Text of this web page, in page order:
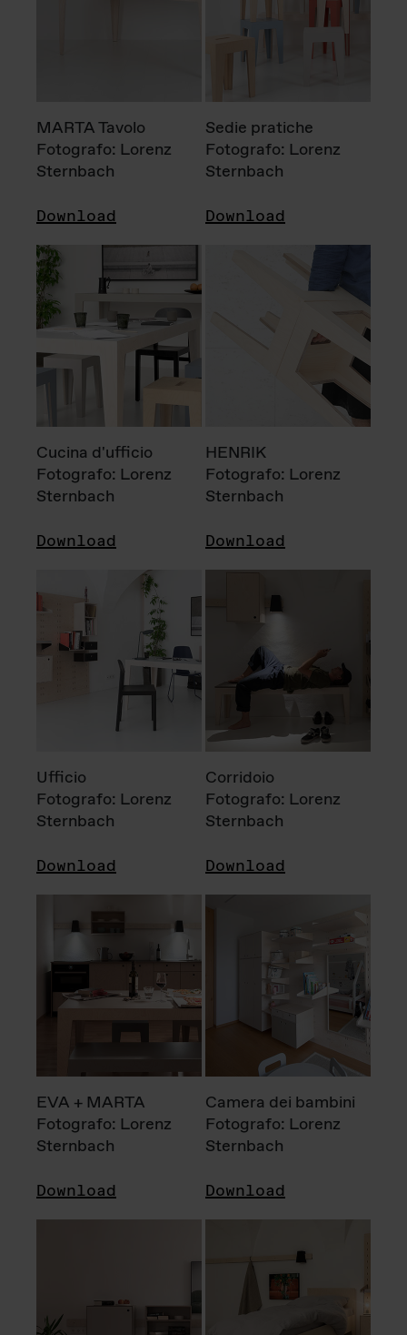
MARTA Tavolo
Fotografo: Lorenz
Sternbach
Download
Sedie pratiche
Fotografo: Lorenz
Sternbach
Download
Cucina d'ufficio
Fotografo: Lorenz
Sternbach
Download
HENRIK
Fotografo: Lorenz
Sternbach
Download
Ufficio
Fotografo: Lorenz
Sternbach
Download
Corridoio
Fotografo: Lorenz
Sternbach
Download
EVA + MARTA
Fotografo: Lorenz
Sternbach
Download
Camera dei bambini
Fotografo: Lorenz
Sternbach
Download